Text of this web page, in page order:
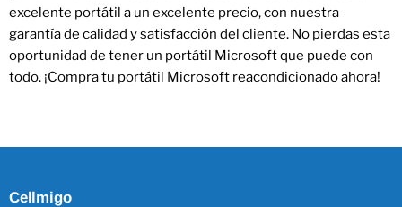
excelente portátil a un excelente precio, con nuestra
garantía de calidad y satisfacción del cliente. No pierdas esta
oportunidad de tener un portátil Microsoft que puede con
todo. ¡Compra tu portátil Microsoft reacondicionado ahora!
Cellmigo